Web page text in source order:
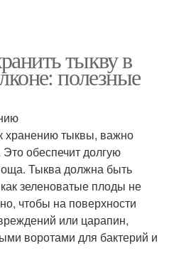
тыкву в
полезные
хранению тыквы, важно
обеспечит долгую
Тыква должна быть
зеленоватые плоды не
чтобы на поверхности
или царапин,
воротами для бактерий и